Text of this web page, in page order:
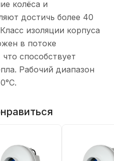
колёса и
достичь более 40
изоляции корпуса
в потоке
способствует
Рабочий диапазон